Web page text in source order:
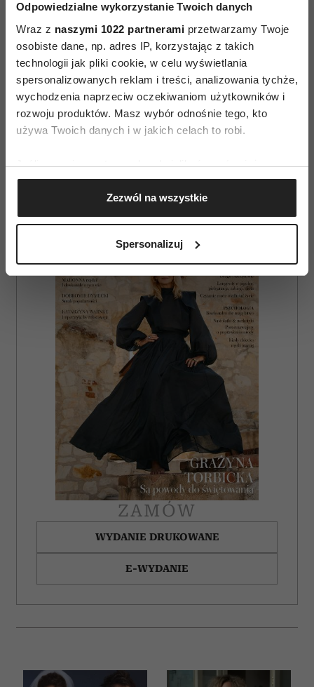
Odpowiedzialne wykorzystanie Twoich danych
Wraz z naszymi 1022 partnerami przetwarzamy Twoje
osobiste dane, np. adres IP, korzystając z takich
technologii jak pliki cookie, w celu wyświetlania
spersonalizowanych reklam i treści, analizowania tychże,
wychodzenia naprzeciw oczekiwaniom użytkowników i
rozwoju produktów. Masz wybór odnośnie tego, kto
używa Twoich danych i w jakich celach to robi.
Jeśli wyrazisz na to zgodę, chcielibyśmy również:
Gromadzić dane dotyczące Twojej lokalizacji
geograficznej z dokładnością nawet do kilku metrów
Identyfikować Twoje urządzenie, aktywnie
(fingerprinting, czyli wirtualny odcisk palca)
dane są przetwarzane oraz ustaw własne preferencje w
sekcji szczegółów
. W Deklaracji plików cookie możesz
zmienić lub wycofać swoją zgodę w dowolnej chwili.
Wykorzystujemy pliki cookie do spersonalizowania treści
i reklam, aby oferować funkcje społecznościowe i
analizować ruch w naszej witrynie. Informacje o tym, jak
korzystasz z naszej witryny, udostępniamy partnerom
społecznościowym, reklamowym i analitycznym.
Partnerzy mogą połączyć te informacje z innymi danymi
otrzymanymi od Ciebie lub uzyskanymi podczas
korzystania z ich usług.
Zezwól na wszystkie
Spersonalizuj
dwójka zdolnych aktorów młodego
pokolenia: Bartosz Bielenia i Kuba Henriksen.
źródło: mat.pras. Kino Świat
ZAMÓW
WYDANIE DRUKOWANE
E-WYDANIE